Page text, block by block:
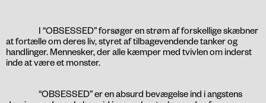
I “OBSESSED” forsøger en strøm af forskellige skæbner
at fortælle om deres liv, styret af tilbagevendende tanker og
handlinger. Mennesker, der alle kæmper med tvivlen om inderst
inde at være et monster.
“OBSESSED” er en absurd bevægelse ind i angstens